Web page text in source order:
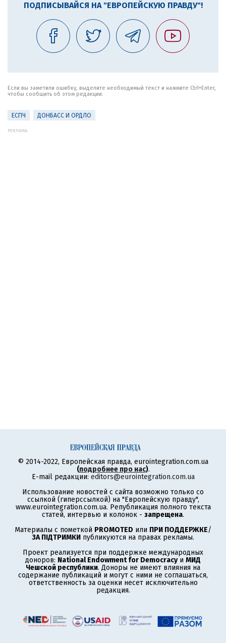
ПОДПИСЫВАЙСЯ НА "ЕВРОПЕЙСКУЮ ПРАВДУ"!
Если вы заметили ошибку, выделите необходимый текст и нажмите Ctrl+Enter,
чтобы сообщить об этом редакции.
ЕСПЧ ДОНБАСС И ОРДЛО
РЕКЛАМА:
© 2014-2022, Европейская правда, eurointegration.com.ua
(подробнее про нас).
E-mail редакции: editors@eurointegration.com.ua
Использование новостей с сайта возможно только со
ссылкой (гиперссылкой) на "Европейскую правду",
www.eurointegration.com.ua. Републикация полного текста
статей, интервью и колонок - запрещена.
Материалы с пометкой PROMOTED или ПРИ ПОДДЕРЖКЕ/
ЗА ПІДТРИМКИ публикуются на правах рекламы.
Проект реализуется при поддержке международных
доноров: National Endowment for Democracyи МИД
Чешской республики. Доноры не имеют влияния на
содержание публикаций и могут с ними не соглашаться,
ответственность за оценки несет исключительно
редакция.